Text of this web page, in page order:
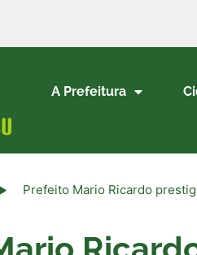
A Prefeitura
Prefeito Mario Ricardo